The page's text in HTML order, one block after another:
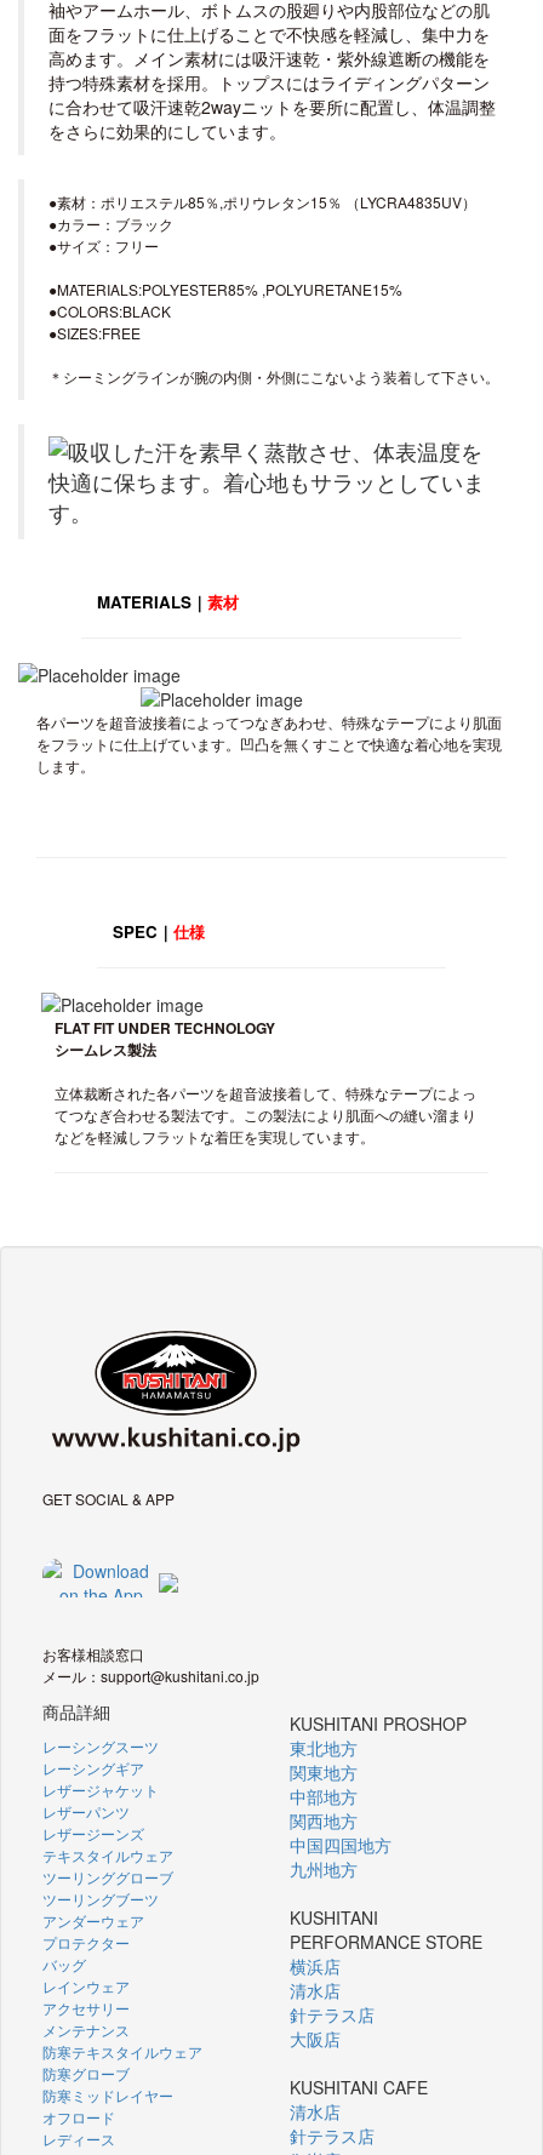
袖やアームホール、ボトムスの股廻りや内股部位などの肌
面をフラットに仕上げることで不快感を軽減し、集中力を
高めます。メイン素材には吸汗速乾・紫外線遮断の機能を
持つ特殊素材を採用。トップスにはライディングパターン
に合わせて吸汗速乾2wayニットを要所に配置し、体温調整
をさらに効果的にしています。
●素材：ポリエステル85％,ポリウレタン15％ （LYCRA4835UV）
●カラー：ブラック
●サイズ：フリー
●MATERIALS:POLYESTER85% ,POLYURETANE15%
●COLORS:BLACK
●SIZES:FREE
＊シーミングラインが腕の内側・外側にこないよう装着して下さい。
MATERIALS｜素材
各パーツを超音波接着によってつなぎあわせ、特殊なテープにより肌面
をフラットに仕上げています。凹凸を無くすことで快適な着心地を実現
します。
SPEC｜ 仕様
FLAT FIT UNDER TECHNOLOGY
シームレス製法
立体裁断された各パーツを超音波接着して、特殊なテープによっ
てつなぎ合わせる製法です。この製法により肌面への縫い溜まり
などを軽減しフラットな着圧を実現しています。
GET SOCIAL & APP
お客様相談窓口
メール：support@kushitani.co.jp
商品詳細
レーシングスーツ
レーシングギア
レザージャケット
レザーパンツ
レザージーンズ
テキスタイルウェア
ツーリンググローブ
ツーリングブーツ
アンダーウェア
プロテクター
バッグ
レインウェア
アクセサリー
メンテナンス
防寒テキスタイルウェア
防寒グローブ
防寒ミッドレイヤー
オフロード
レディース
KUSHITANI PROSHOP
東北地方
関東地方
中部地方
関西地方
中国四国地方
九州地方
KUSHITANI
PERFORMANCE STORE
横浜店
清水店
針テラス店
大阪店
KUSHITANI CAFE
清水店
針テラス店